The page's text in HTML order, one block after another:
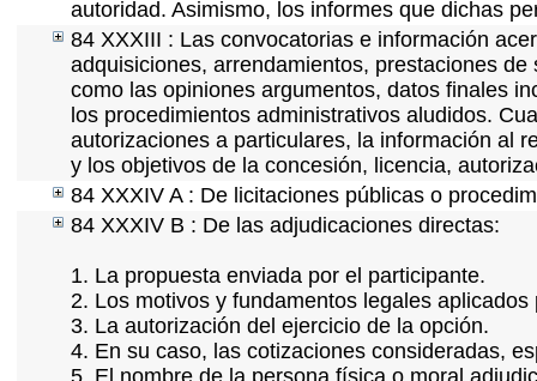
autoridad. Asimismo, los informes que dichas
84 XXXIII : Las convocatorias e información
adquisiciones, arrendamientos, prestaciones
como las opiniones argumentos, datos finales
los procedimientos administrativos aludidos.
autorizaciones a particulares, la información al
y los objetivos de la concesión, licencia,
84 XXXIV A : De licitaciones públicas o
84 XXXIV B : De las adjudicaciones directas:
1. La propuesta enviada por el participante.
2. Los motivos y fundamentos legales
3. La autorización del ejercicio de la opción.
4. En su caso, las cotizaciones consideradas,
5. El nombre de la persona física o moral